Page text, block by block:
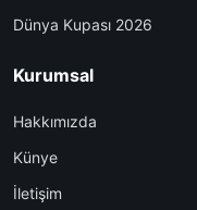
Dünya Kupası 2026
Kurumsal
Hakkımızda
Künye
İletişim